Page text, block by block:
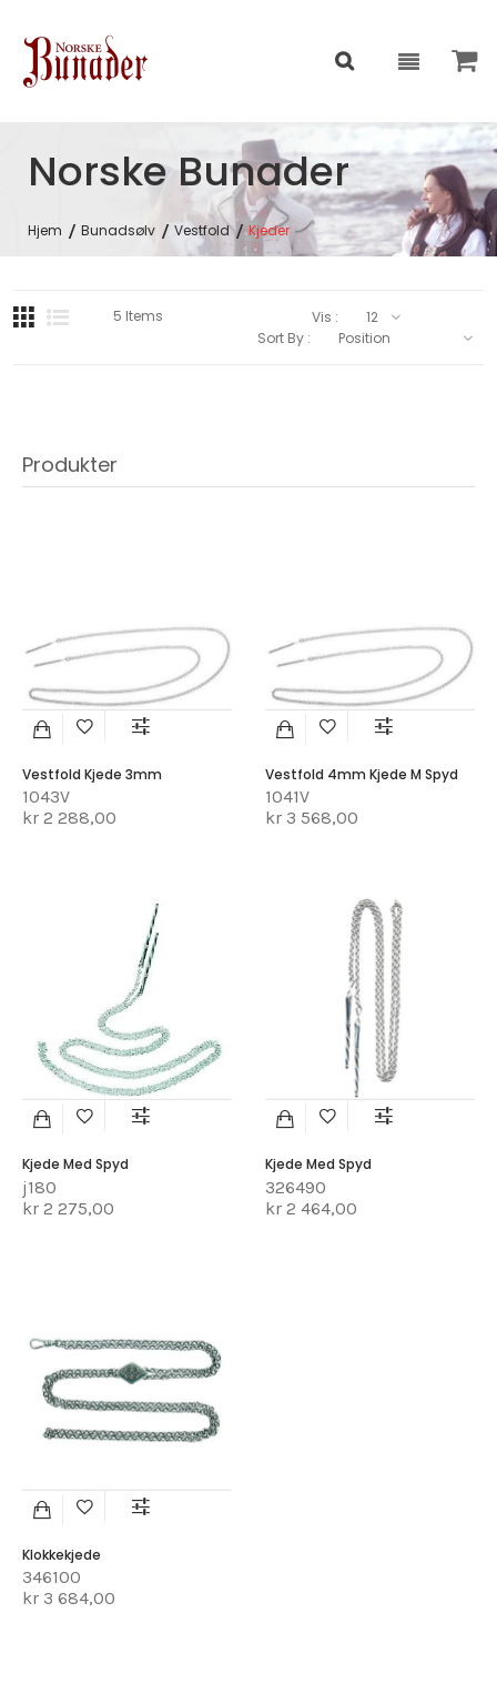
Norske Bunader
Hjem Bunadsølv Vestfold Kjeder
Produkter
Vestfold Kjede 3mm
1043V
kr 2 288,00
Vestfold 4mm Kjede M Spyd
1041V
kr 3 568,00
Kjede Med Spyd
j180
kr 2 275,00
Kjede Med Spyd
326490
kr 2 464,00
Klokkekjede
346100
kr 3 684,00
5 Items
Vis :
Sort By :